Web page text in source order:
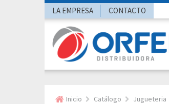
LA EMPRESA CONTACTO
Inicio Catálogo Jugueteria